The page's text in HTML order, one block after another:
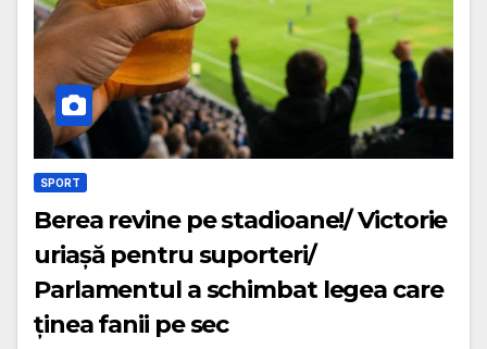
SPORT
Berea revine pe stadioane!/ Victorie
uriașă pentru suporteri/
Parlamentul a schimbat legea care
ținea fanii pe sec